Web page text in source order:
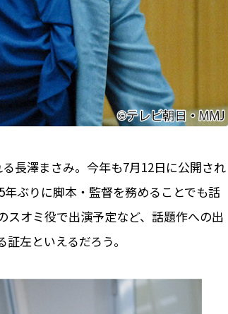
長澤まさみ。今年も7月12日に公開され
ぶりに脚本・監督を務めることでも話
オミ役で出演予定など、話題作への出
左といえるだろう。